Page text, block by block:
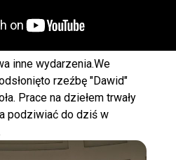
inne wydarzenia.We
rzeźbę "Dawid"
Prace na dziełem trwały
podziwiać do dziś w